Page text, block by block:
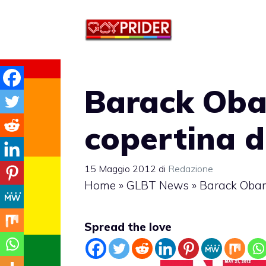
Barack
copertina
15 Maggio 2012 di Redazione
Home » GLBT News » Barack
Spread the love